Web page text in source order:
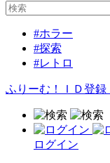
#ホラー
#探索
#レトロ
ふりーむ！ＩＤ登録
ログイン